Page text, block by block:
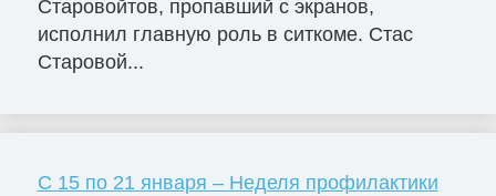
Старовойтов, пропавший с экранов,
исполнил главную роль в ситкоме. Стас
Старовой...
С 15 по 21 января – Неделя профилактики